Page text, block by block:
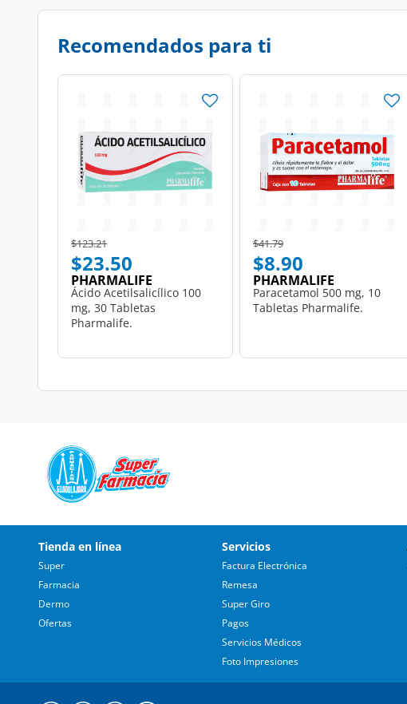
Recomendados para ti
Price reduced from
$123.21to
$23.50
PHARMALIFE
Ácido Acetilsalicílico 100
mg, 30 Tabletas
Pharmalife.
Price reduced from
$41.79to
$8.90
PHARMALIFE
Paracetamol 500 mg, 10
Tabletas Pharmalife.
Tienda en línea
Super
Farmacia
Dermo
Ofertas
Servicios
Factura Electrónica
Remesa
Super Giro
Pagos
Servicios Médicos
Foto Impresiones